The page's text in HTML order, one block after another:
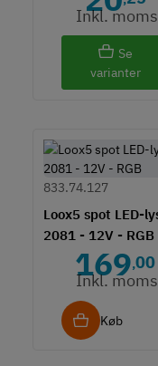
Inkl. moms
Se
varianter
Loox5 spot LED-
2081 - 12V - RGB
833.74.127
169,00
Inkl. moms
Køb